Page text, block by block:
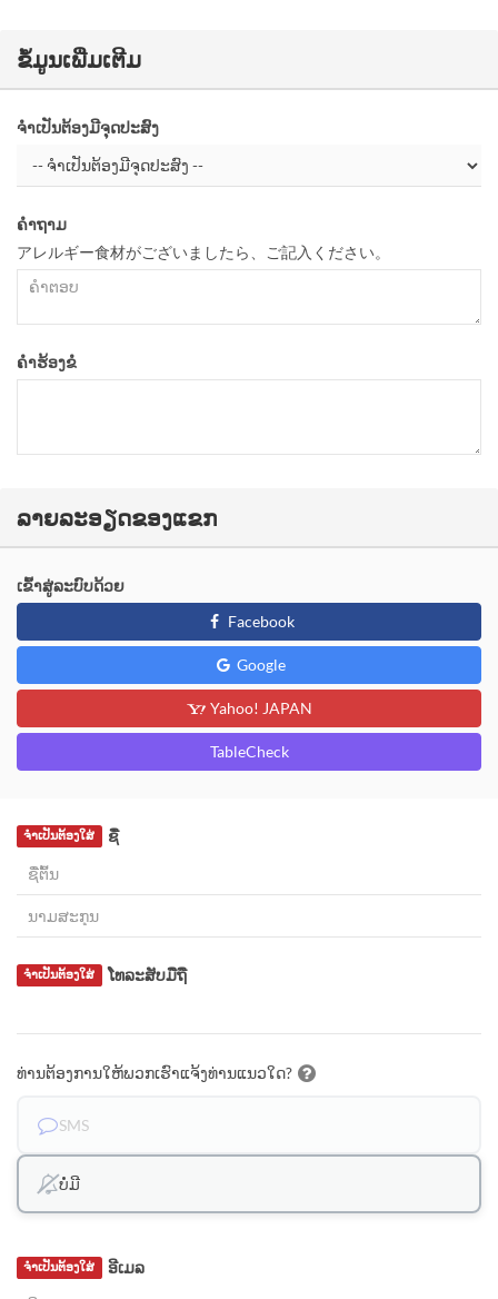
ຂໍ້ມູນເພີ່ມເຕີມ
ຈຳເປັນຕ້ອງມີຈຸດປະສົງ
ຄຳຖາມ
アレルギー食材がございましたら、ご記入ください。
ຄຳຮ້ອງຂໍ
ລາຍລະອຽດຂອງແຂກ
ເຂົ້າສູ່ລະບົບດ້ວຍ
Facebook
Google
Yahoo! JAPAN
TableCheck
ຊື່
ຈຳເປັນຕ້ອງໃສ່
ໂທລະສັບມືຖື
ຈຳເປັນຕ້ອງໃສ່
ທ່ານຕ້ອງການໃຫ້ພວກເຮົາແຈ້ງທ່ານແນວໃດ?
SMS
ບໍ່ມີ
ອີເມລ
ຈຳເປັນຕ້ອງໃສ່